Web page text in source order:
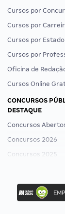
Cursos por
Cursos por
Cursos por Estado
Cursos por
Oficina de
Cursos Online
CONCURSOS
DESTAQUE
Concursos
Concursos 2026
Concursos 2025
Concurso Ibama
Concurso MPU